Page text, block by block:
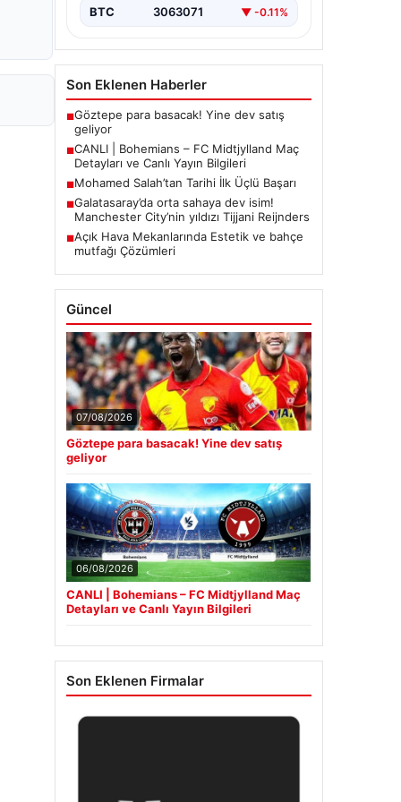
BTC 3063071 ▼ -0.11%
Son Eklenen Haberler
■Göztepe para basacak! Yine dev satış
geliyor
■CANLI | Bohemians – FC Midtjylland Maç
Detayları ve Canlı Yayın Bilgileri
■Mohamed Salah’tan Tarihi İlk Üçlü Başarı
■Galatasaray’da orta sahaya dev isim!
Manchester City’nin yıldızı Tijjani Reijnders
■Açık Hava Mekanlarında Estetik ve bahçe
mutfağı Çözümleri
Güncel
07/08/2026
Göztepe para basacak! Yine dev satış
geliyor
06/08/2026
CANLI | Bohemians – FC Midtjylland Maç
Detayları ve Canlı Yayın Bilgileri
Son Eklenen Firmalar